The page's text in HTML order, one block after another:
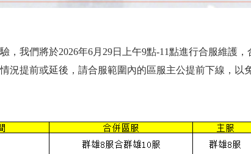
我們將於2026年6月29日上午9點-11點進行合服維護，
況提前或延後，請合服範圍內的區服主公提前下線，以